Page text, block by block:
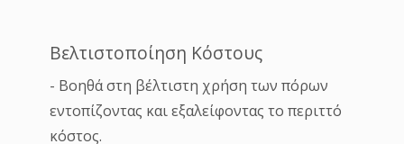
Βελτιστοποίηση Κόστους
- Βοηθά στη βέλτιστη χρήση των πόρων
εντοπίζοντας και εξαλείφοντας το περιττό
κόστος.